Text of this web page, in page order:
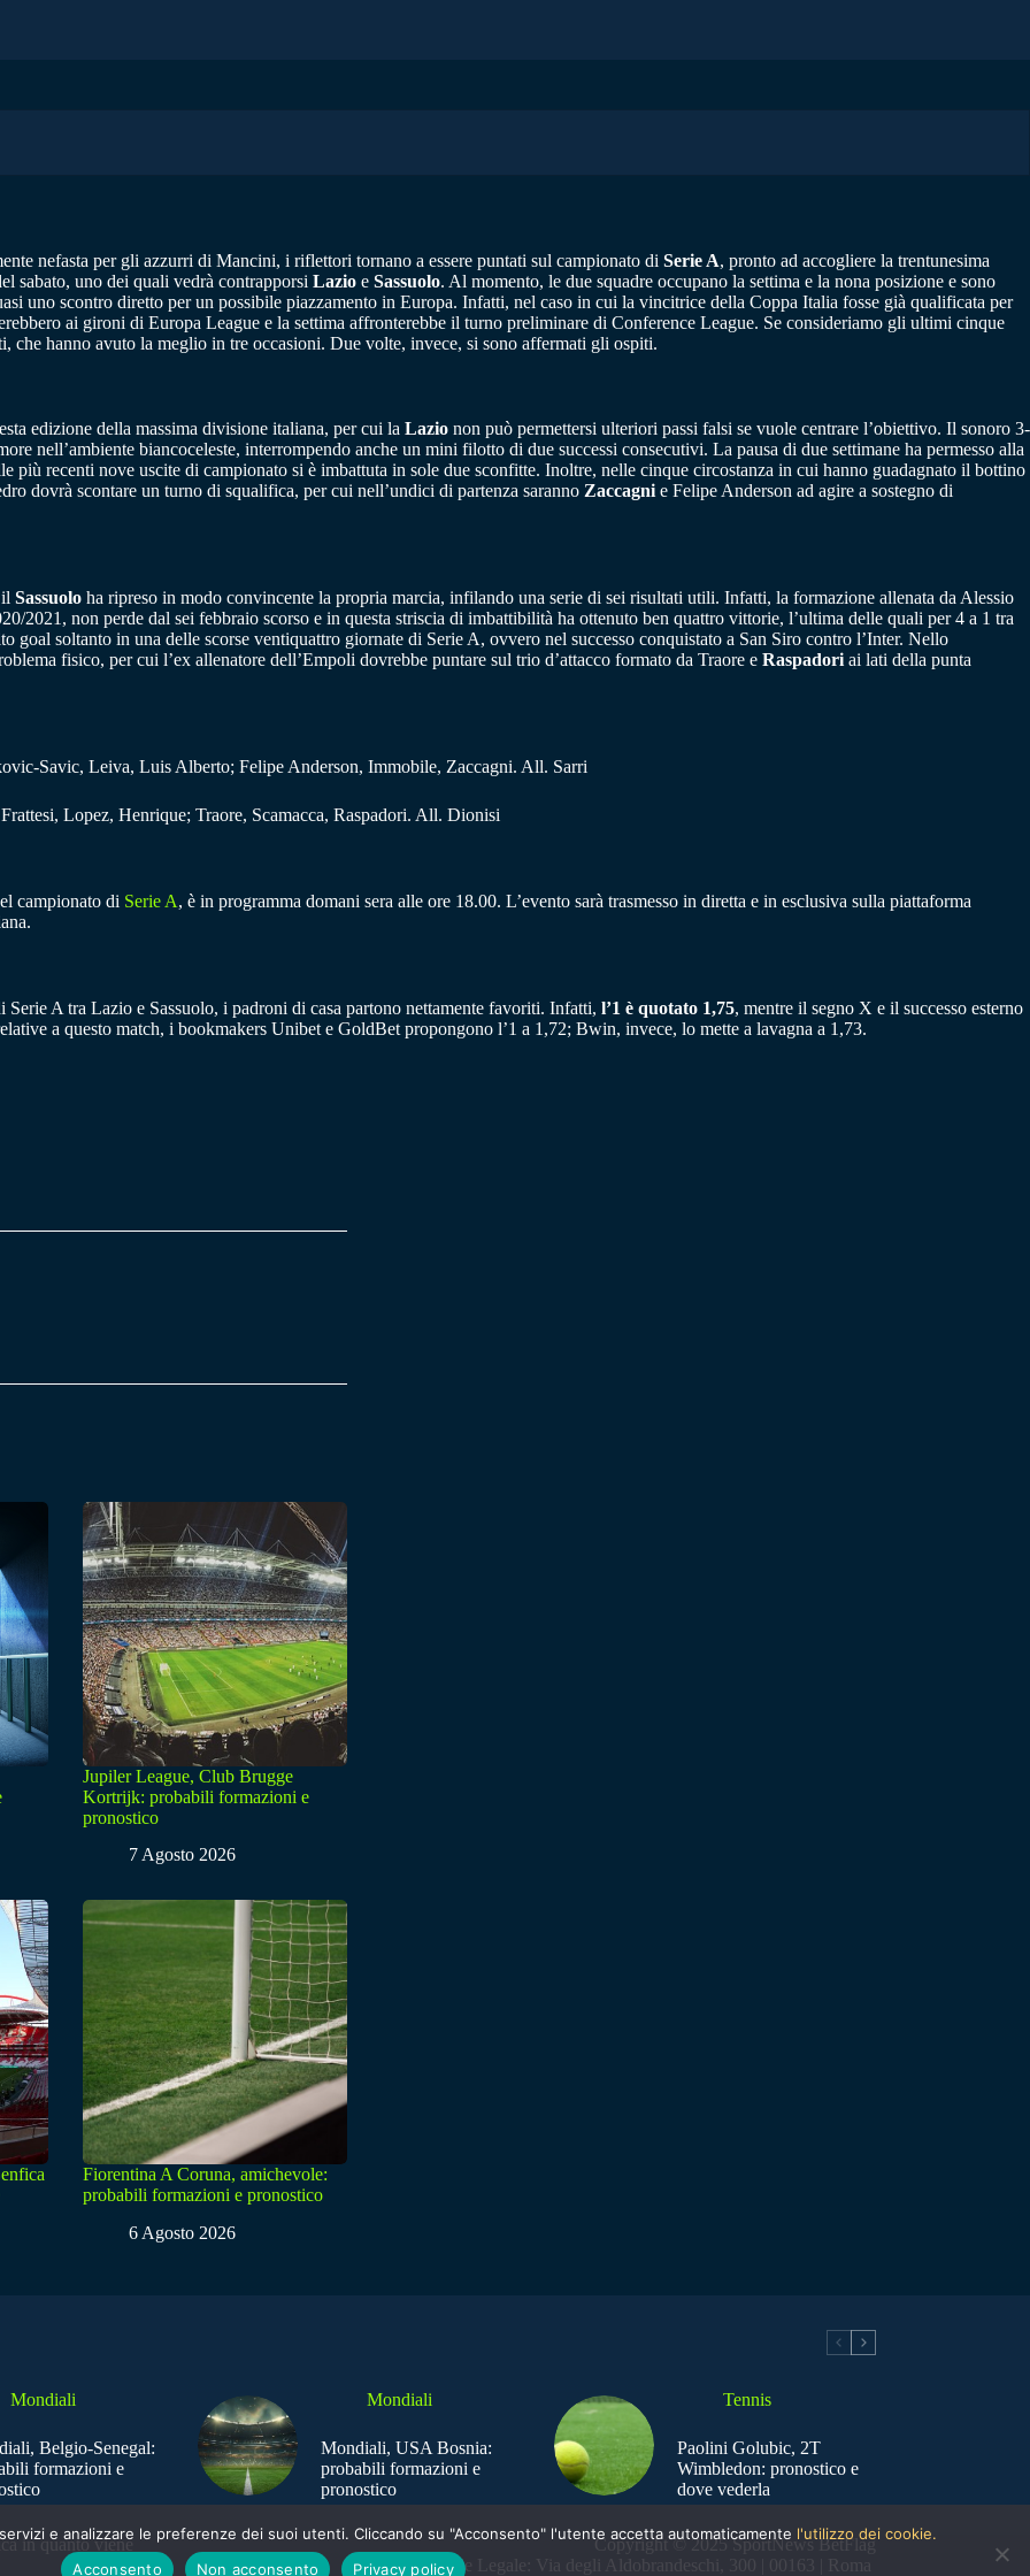
nefasta per gli azzurri di Mancini, i riflettori tornano a essere puntati sul campionato di Serie A, pronto ad accogliere la trentunesima
sabato, uno dei quali vedrà contrapporsi Lazio e Sassuolo. Al momento, le due squadre occupano la settima e la nona posizione e sono
uno scontro diretto per un possibile piazzamento in Europa. Infatti, nel caso in cui la vincitrice della Coppa Italia fosse già qualificata per
ai gironi di Europa League e la settima affronterebbe il turno preliminare di Conference League. Se consideriamo gli ultimi cinque
hanno avuto la meglio in tre occasioni. Due volte, invece, si sono affermati gli ospiti.
edizione della massima divisione italiana, per cui la Lazio non può permettersi ulteriori passi falsi se vuole centrare l’obiettivo. Il sonoro 3-
nell’ambiente biancoceleste, interrompendo anche un mini filotto di due successi consecutivi. La pausa di due settimane ha permesso alla
più recenti nove uscite di campionato si è imbattuta in sole due sconfitte. Inoltre, nelle cinque circostanza in cui hanno guadagnato il bottino
dovrà scontare un turno di squalifica, per cui nell’undici di partenza saranno Zaccagnie Felipe Anderson ad agire a sostegno di
Sassuolo ha ripreso in modo convincente la propria marcia, infilando una serie di sei risultati utili. Infatti, la formazione allenata da Alessio
2021, non perde dal sei febbraio scorso e in questa striscia di imbattibilità ha ottenuto ben quattro vittorie, l’ultima delle quali per 4 a 1 tra
goal soltanto in una delle scorse ventiquattro giornate di Serie A, ovvero nel successo conquistato a San Siro contro l’Inter. Nello
fisico, per cui l’ex allenatore dell’Empoli dovrebbe puntare sul trio d’attacco formato da Traore e Raspadori ai lati della punta
Savic, Leiva, Luis Alberto; Felipe Anderson, Immobile, Zaccagni. All. Sarri
Lopez, Henrique; Traore, Scamacca, Raspadori. All. Dionisi
campionato di Serie A, è in programma domani sera alle ore 18.00. L’evento sarà trasmesso in diretta e in esclusiva sulla piattaforma
Serie A tra Lazio e Sassuolo, i padroni di casa partono nettamente favoriti. Infatti, l’1 è quotato 1,75, mentre il segno X e il successo esterno
a questo match, i bookmakers Unibet e GoldBet propongono l’1 a 1,72; Bwin, invece, lo mette a lavagna a 1,73.
Jupiler League, Club Brugge
Kortrijk: probabili formazioni e
pronostico
7 Agosto 2026
Fiorentina A Coruna, amichevole:
probabili formazioni e pronostico
6 Agosto 2026
Mondiali
Belgio-Senegal:
formazioni e
Mondiali
Mondiali, USA Bosnia:
probabili formazioni e
pronostico
Tennis
Paolini Golubic, 2T
Wimbledon: pronostico e
dove vederla
in quanto viene
Copyright © 2025 SportNews BetFlag
Sede Legale: Via degli Aldobrandeschi, 300 | 00163 | Roma
e analizzare le preferenze dei suoi utenti. Cliccando su "Acconsento" l'utente accetta automaticamente l'utilizzo dei cookie.
Acconsento
Non acconsento Privacy policy